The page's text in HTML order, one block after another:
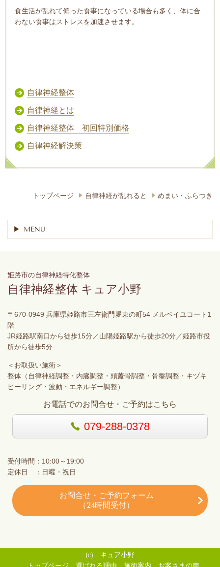
食生活が乱れて偏った食事になっている場合も多く、体に合
わない食事はストレスを加速させます。
自律神経整体
自律神経とは
自律神経整体 初回特別価格
自律神経解決策
トップページ 自律神経が乱れると めまい・ふらつき
MENU
姫路市の自律神経特化整体
自律神経整体 キュア小野
〒670-0949 兵庫県姫路市三左衛門堀東の町54 メルベイユコート1
階
JR姫路駅南口から徒歩15分／山陽姫路駅から徒歩20分／姫路市役
所から徒歩5分
＜お取扱い施術＞
整体（自律神経調整・内臓調整・頭蓋骨調整・骨盤調整・キヅキ
ヒーリング・波動・エネルギー調整）
お電話でのお問合せ・ご予約はこちら
079-288-0378
受付時間：10:00～19:00
定休日 ：日曜・祝日
お問合せ・ご予約フォーム
（24時間受付）
(c) キュア小野